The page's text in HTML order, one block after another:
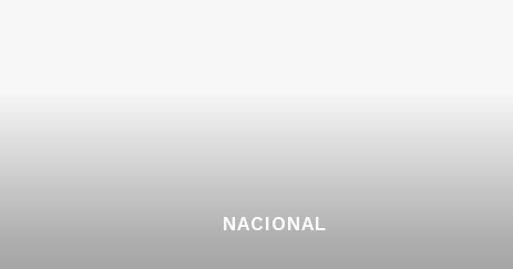
NACIONAL